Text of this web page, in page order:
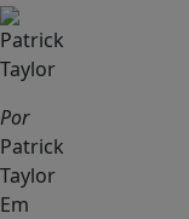
Por
Patrick
Taylor
Em